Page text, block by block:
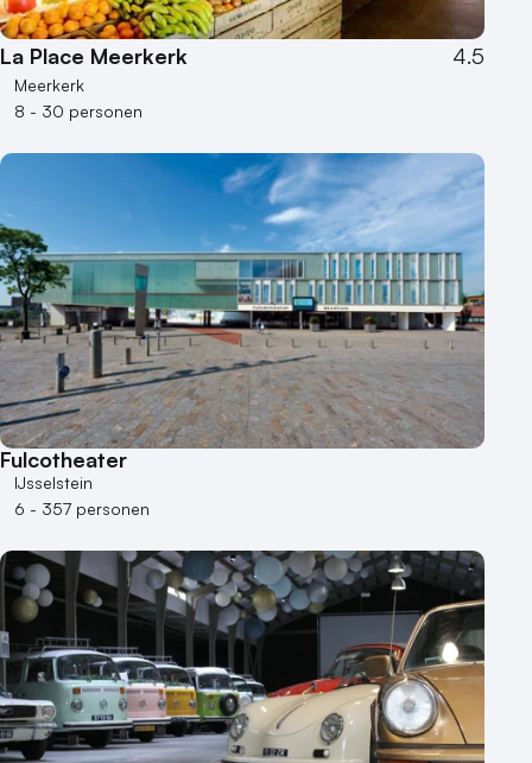
La Place Meerkerk 4.5
Meerkerk
8 - 30 personen
Fulcotheater
IJsselstein
6 - 357 personen